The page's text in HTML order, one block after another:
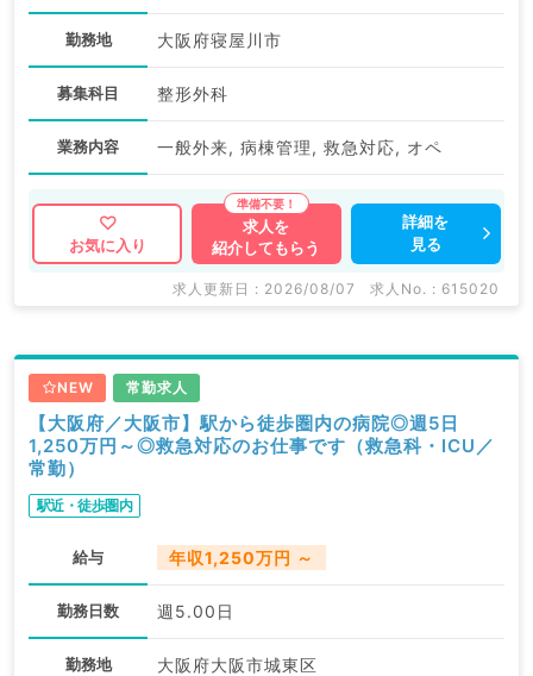
勤務地 大阪府寝屋川市
募集科目 整形外科
業務内容 一般外来, 病棟管理, 救急対応, オペ
お気に入り
求人を
紹介してもらう
詳細を
見る
求人更新日 : 2026/08/07 求人No. : 615020
NEW 常勤求人
【大阪府／大阪市】駅から徒歩圏内の病院◎週5日
1,250万円～◎救急対応のお仕事です（救急科・ICU／
常勤）
駅近・徒歩圏内
給与 年収1,250万円 ～
勤務日数 週5.00日
勤務地 大阪府大阪市城東区